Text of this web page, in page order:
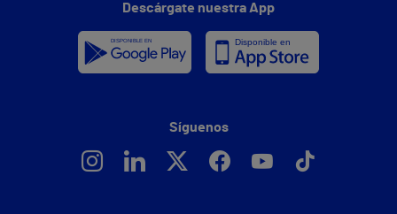
Descárgate nuestra App
Síguenos